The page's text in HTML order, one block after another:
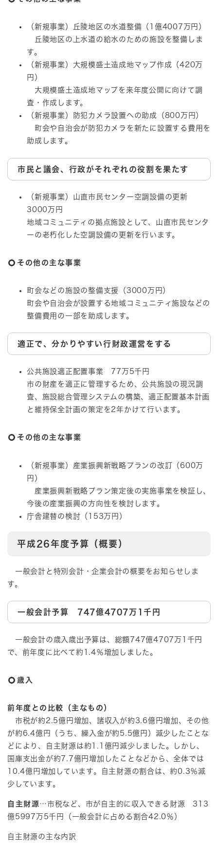
（新規事業）丘陵地区の水道整備（1億4007万円）
丘陵地区の上水道の給水のための施設を整備しま
す。
（新規事業）大規模盛土造成地マップ作成（420万
円）
大規模盛土造成地マップを来年度公開に向けて調
査・作成します。
（新規事業）防犯カメラ設置への助成（800万円）
町会や自治会が防犯カメラを新たに設置する費用を
助成します。
市民と議会、行政がそれぞれの役割を果たす
（新規事業）山直市民センター空調設備の更新
3000万円
地域コミュニティの拠点施設として、山直市民センタ
ーの老朽化した空調設備の更新を行います。
その他の主な事業
町会などの施設の整備支援（3000万円）
町会や自治会が設置する地域コミュニティ施設などの
整備費用の一部を助成します。
適正で、分かりやすい行財政運営をする
公共施設適正配置事業 77万5千円
市の財産を適正に管理するため、公共施設の現況調
査、施設総合管理システムの構築、適正配置基本計画
と維持保全計画の策定を2年かけて行います。
その他の主な事業
（新規事業）産業振興新戦略プランの改訂（600万
円）
産業振興新戦略プラン策定後の実施事業を検証し、
今後の産業振興の方向性を検討します。
庁舎建替の検討（153万円）
平成26年度予算（概要）
一般会計と特別会計・企業会計の概要をお知らせしま
す。
一般会計予算 747億4707万1千円
一般会計の歳入歳出予算は、総額747億4707万1千円
で、前年度に比べて約1.4％増加しました。
歳入
前年度との比較（主なもの）
市税が約2.5億円増加、諸収入が約3.6億円増加、その他
が約6.4億円（うち、繰入金が約5.5億円）減少したことな
どにより、自主財源は約1.1億円減少しました。しかし、
国庫支出金が約7.7億円増加したことなどから、全体では
10.4億円増加しています。自主財源の割合は、約0.3％減
少しています。
自主財源…市税など、市が自主的に収入できる財源 313
億5997万5千円（一般会計に占める割合42.0％）
自主財源の主な内訳